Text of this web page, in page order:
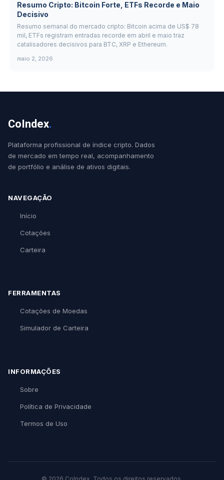
Resumo Cripto: Bitcoin Forte, ETFs Recorde e Maio
Decisivo
Resumo semanal do mercado cripto: Bitcoin acima de US$ 78
mil, ETFs registram entradas recorde em abril e maio traz
catalisadores decisivos para BTC, XRP e Ethereum.
maio 2, 2026
CoIndex.
Plataforma profissional de índice cripto. Dados
de mercado em tempo real, acompanhamento
de portfólio e análise de ativos digitais.
NAVEGAÇÃO
Início
Cotações
Carteira
FERRAMENTAS
Cotações de Moedas
Simulador de Carteira
INFORMAÇÕES
Sobre
Política de Privacidade
Termos de Uso